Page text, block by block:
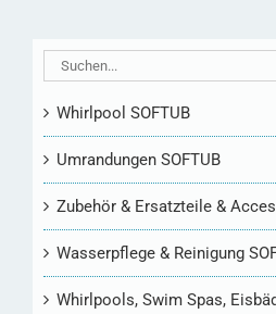
Whirlpool SOFTUB
Umrandungen SOFTUB
Zubehör & Ersatzteile &
Wasserpflege & Reinigung
Whirlpools, Swim Spas,